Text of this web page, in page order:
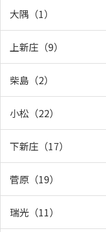
大隅（1）
上新庄（9）
柴島（2）
小松（22）
下新庄（17）
菅原（19）
瑞光（11）